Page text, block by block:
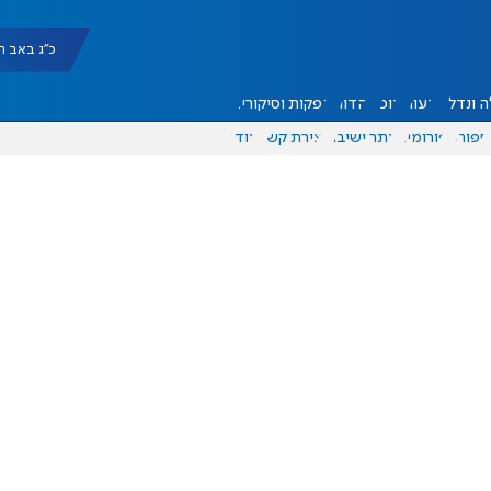
כ"ג באב תשפ"ו
ונדל"ן דעות אוכל יהדות הפקות וסיקורים
ספורט פורומים אתר ישיבה יצירת קשר עוד